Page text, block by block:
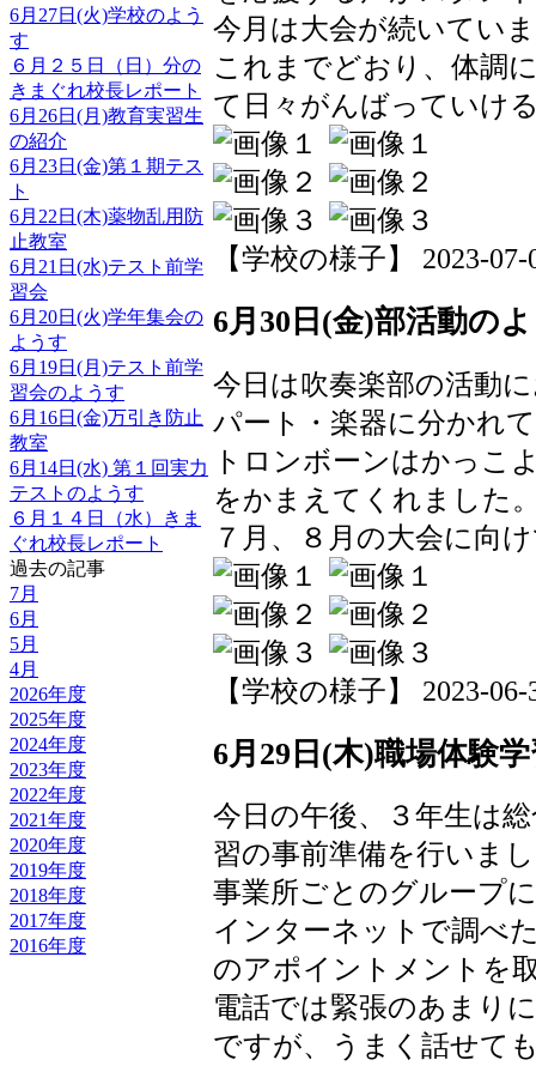
6月27日(火)学校のよう
す
６月２５日（日）分の
きまぐれ校長レポート
6月26日(月)教育実習生
の紹介
6月23日(金)第１期テス
ト
6月22日(木)薬物乱用防
止教室
6月21日(水)テスト前学
習会
6月20日(火)学年集会の
ようす
6月19日(月)テスト前学
習会のようす
6月16日(金)万引き防止
教室
6月14日(水) 第１回実力
テストのようす
６月１４日（水）きま
ぐれ校長レポート
過去の記事
7月
6月
5月
4月
2026年度
2025年度
2024年度
2023年度
2022年度
2021年度
2020年度
2019年度
2018年度
2017年度
2016年度
今月は大会が続いてい
これまでどおり、体調
て日々がんばっていけ
【学校の様子】 2023-
6月30日(金)部活動の
今日は吹奏楽部の活動
パート・楽器に分かれ
トロンボーンはかっこ
をかまえてくれました
７月、８月の大会に向
【学校の様子】 2023-
6月29日(木)職場体験
今日の午後、３年生は
習の事前準備を行いま
事業所ごとのグループ
インターネットで調べ
のアポイントメントを
電話では緊張のあまり
ですが、うまく話せて